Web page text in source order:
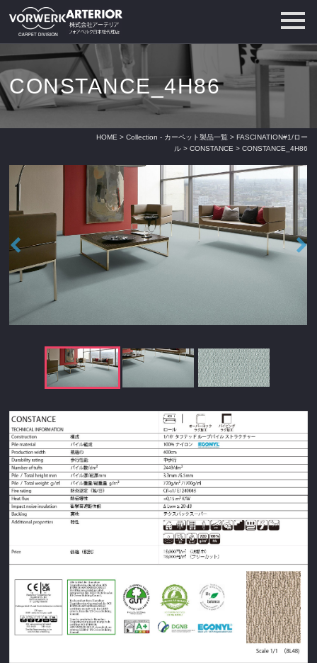
CONSTANCE_4H86
HOME > Collection - カーペット製品一覧> FASCINATION#1/ロー
ル> CONSTANCE > CONSTANCE_4H86